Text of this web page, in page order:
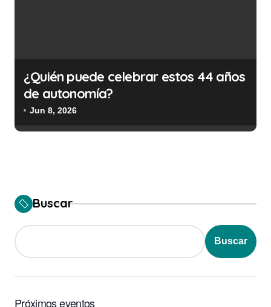
¿Quién puede celebrar estos 44 años
de autonomía?
Jun 8, 2026
Buscar
Buscar
Próximos eventos